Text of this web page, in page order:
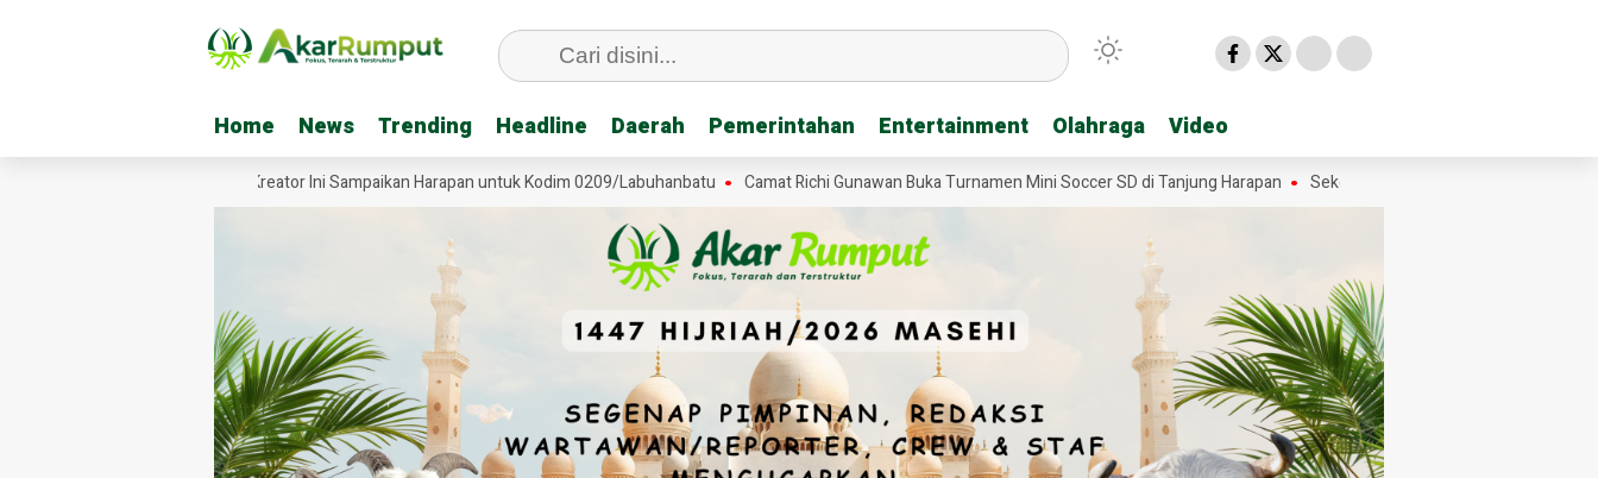
Home News Trending Headline Daerah Pemerintahan Entertainment Olahraga Video
Home News Trending Headline Daerah Pemerintahan Entertainment Olahraga Video
Jembatan Garuda, Tiga Kreator Ini Sampaikan Harapan untuk Kodim 0209/Labuhanbatu Camat Richi Gunawan Buka Turnamen Mini Soccer SD di Tanjung Harapan Sekda Hasan Heri Rambe Pamit, 28 Tahun